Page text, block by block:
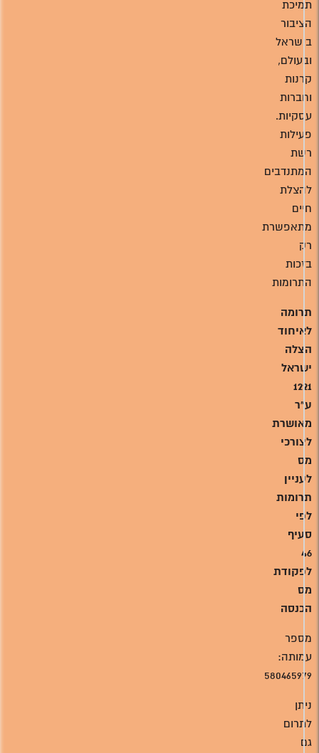
תמיכת
הציבור
בישראל
ובעולם,
קרנות
וחברות
עסקיות.
פעילות
רשת
המתנדבים
להצלת
חיים
מתאפשרת
רק
בזכות
התרומות
תרומה
לאיחוד
הצלה
ישראל
1221
ע"ר
מאושרת
לצורכי
מס
לעניין
תרומות
לפי
סעיף
46
לפקודת
מס
הכנסה
מספר
עמותה:
580465979
ניתן
לתרום
גם